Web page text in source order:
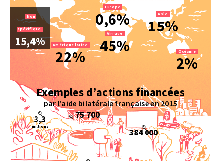
Amérique latine
22%
Europe
0,6%
Afrique
45%
Asie
15%
Océanie
2%
Non
spécifique
15,4%
Exemples d’actions financées
par l’aide bilatérale française en 2015
3,3
millions
75 700
384 000